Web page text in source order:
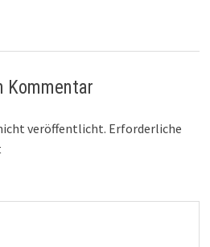
Kommentar
veröffentlicht. Erforderliche